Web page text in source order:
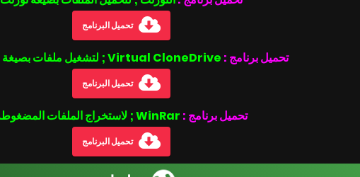
تحميل البرنامج
تحميل برنامج : Virtual CloneDrive ; لتشغيل ملفات بصيغة الأيزو .iso
تحميل البرنامج
تحميل برنامج : WinRar ; لاستخراج الملفات المضغوطة
تحميل البرنامج